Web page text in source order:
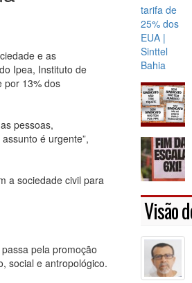
e as
Ipea, Instituto de
por 13% dos
pessoas,
é urgente”,
a sociedade civil para
pela promoção
social e antropológico.
Visão